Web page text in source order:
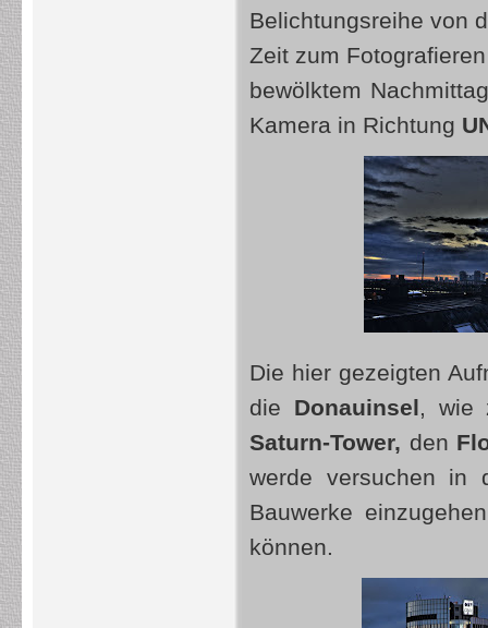
Belichtungsreihe von
Zeit zum
bewölktem
Kamera in Richtung
Die hier gezeigten
die Donauinsel, wie
Saturn-Tower, den
werde versuchen in
Bauwerke
können.